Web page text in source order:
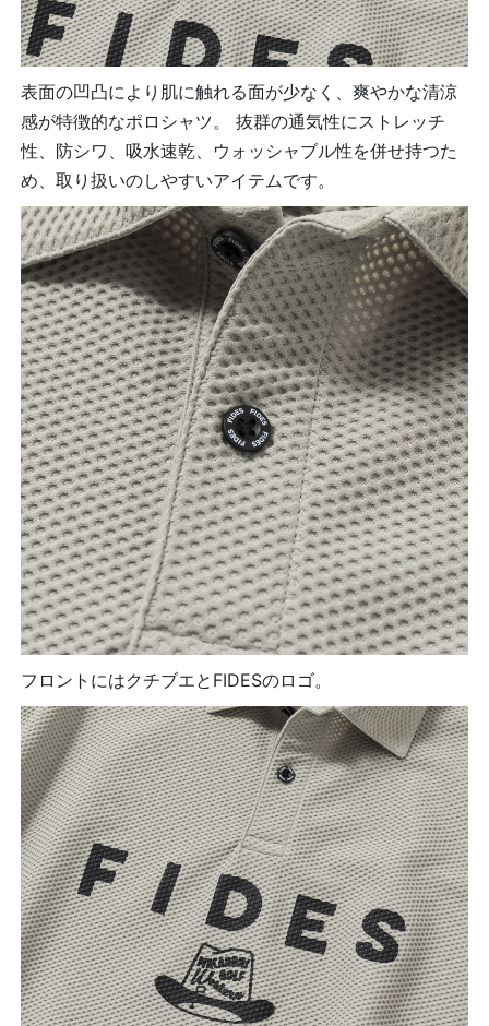
表面の凹凸により肌に触れる面が少なく、爽やかな清涼
感が特徴的なポロシャツ。 抜群の通気性にストレッチ
性、防シワ、吸水速乾、ウォッシャブル性を併せ持つた
め、取り扱いのしやすいアイテムです。
フロントにはクチブエとFIDESのロゴ。